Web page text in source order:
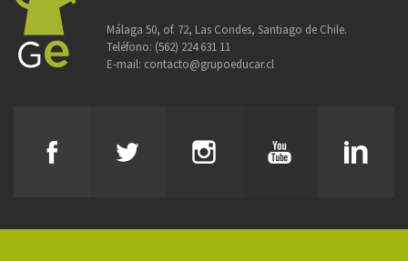
Málaga 50, of. 72, Las Condes, Santiago de Chile.
Teléfono: (562) 224 631 11
E-mail: contacto@grupoeducar.cl